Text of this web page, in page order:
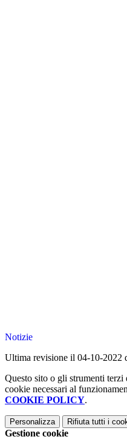
Notizie
Ultima revisione il 04-10-2022
Questo sito o gli strumenti
cookie necessari al
COOKIE POLICY.
Personalizza Rifiuta tutti i
Gestione cookie